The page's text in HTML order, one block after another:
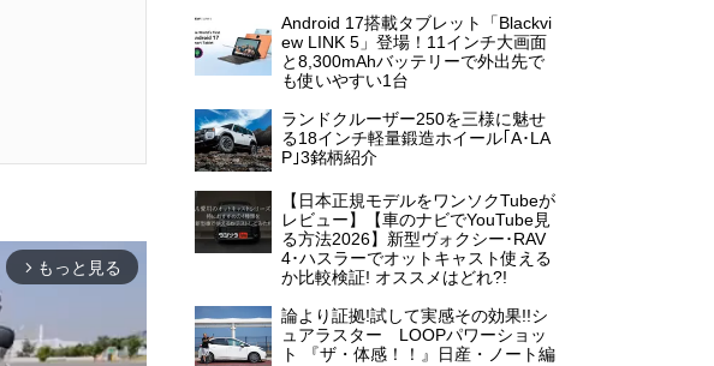
arrow_forward_ios もっと見る
Android 17搭載タブレット「Blackvi
ew LINK 5」登場！11インチ大画面
と8,300mAhバッテリーで外出先で
も使いやすい1台
ランドクルーザー250を三様に魅せ
る18インチ軽量鍛造ホイール｢A･LA
P｣3銘柄紹介
【日本正規モデルをワンソクTubeが
レビュー】【車のナビでYouTube見
る方法2026】新型ヴォクシー･RAV
4･ハスラーでオットキャスト使える
か比較検証! オススメはどれ?!
論より証拠!試して実感その効果!!シ
ュアラスター LOOPパワーショッ
ト 『ザ・体感！！』日産・ノート編